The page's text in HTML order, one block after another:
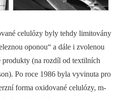
celulózy byly tehdy limitovány
oponou“ a dále i zvolenou
(na rozdíl od textilních
Po roce 1986 byla vyvinuta pro
forma oxidované celulózy, m-